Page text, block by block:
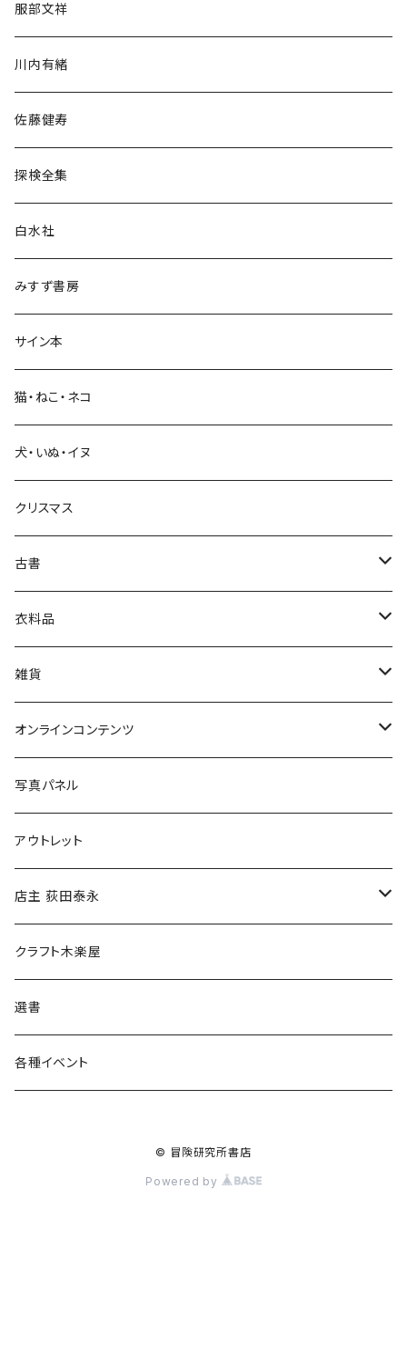
民族・風習
言語・ことば
生活・暮らし
芸術・絵画・写真
絵本・児童書
娯楽・エンターテインメント
服部文祥
川内有緒
佐藤健寿
探検全集
白水社
みすず書房
サイン本
猫・ねこ・ネコ
犬・いぬ・イヌ
クリスマス
古書
古書セット
美術
衣料品
POLEWARDS
Tシャツ
雑貨
バッグ
ブックカバー
マグカップ
傘
食料品
その他
オンラインコンテンツ
冒険クロストーク
写真パネル
アウトレット
店主 荻田泰永
書籍
ウェア
クラフト木楽屋
選書
各種イベント
© 冒険研究所書店
Powered by